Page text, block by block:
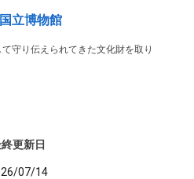
立博物館
守り伝えられてきた文化財を取り
更新日
07/14